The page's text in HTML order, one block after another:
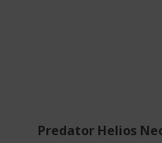
Predator Helios